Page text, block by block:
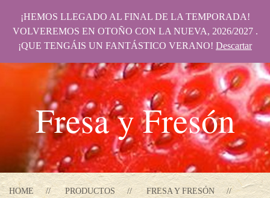
Fresa y Fresón
HOME PRODUCTOS
FRESA Y FRESÓN
¡HEMOS LLEGADO AL FINAL DE LA TEMPORADA!
VOLVEREMOS EN OTOÑO CON LA NUEVA, 2026/2027 .
¡QUE TENGÁIS UN FANTÁSTICO VERANO! Descartar